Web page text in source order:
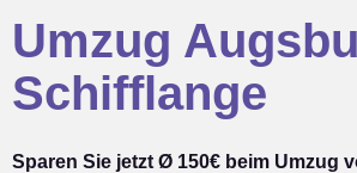
Umzug
Schifflange
Sparen Sie jetzt Ø 150€ beim Umzug